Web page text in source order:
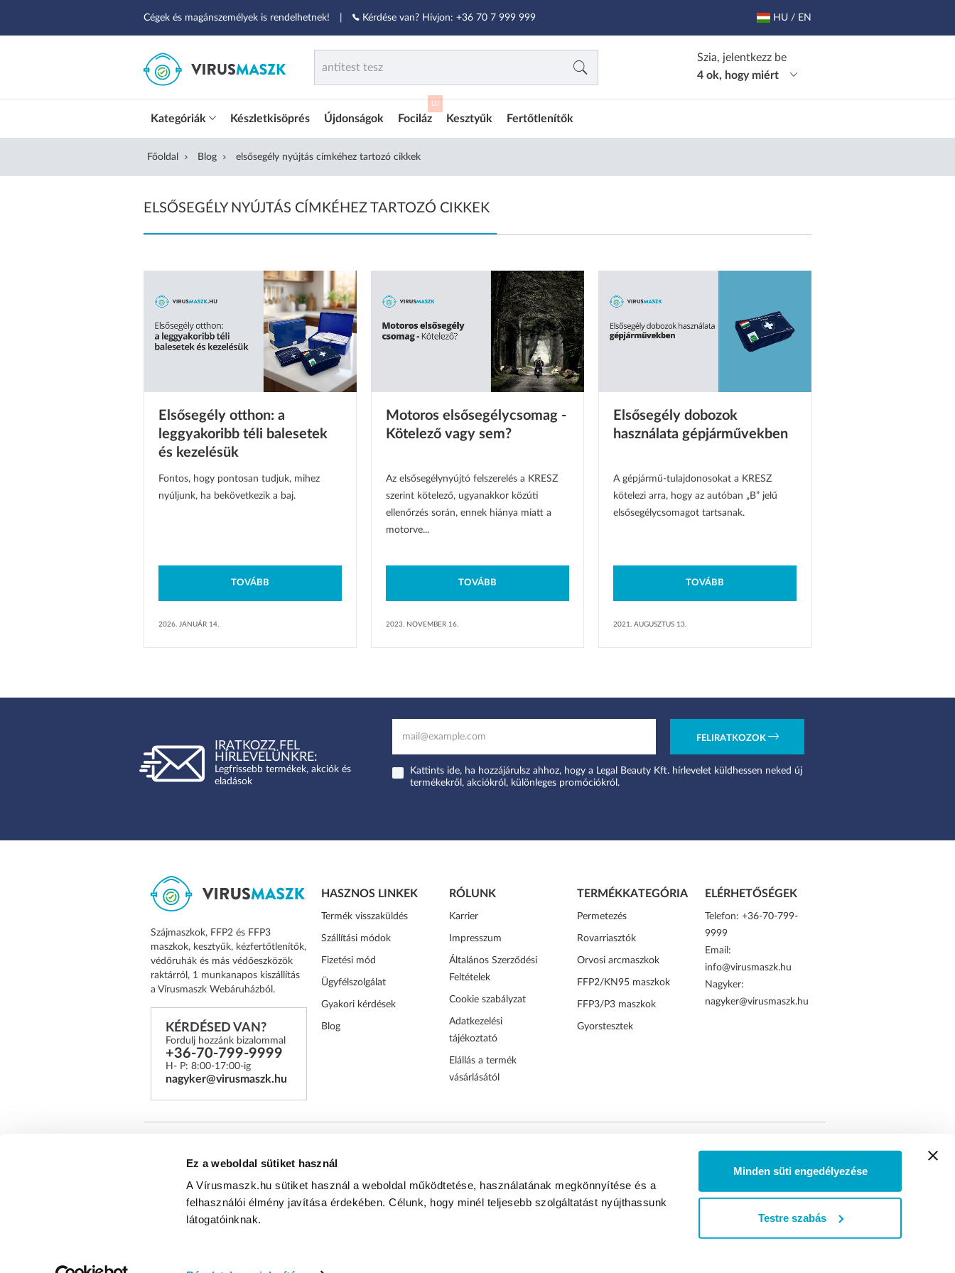
Ez a weboldal sütiket használ
A Vírusmaszk.hu sütiket használ a weboldal működtetése, használatának megkönnyítése és a
felhasználói élmény javítása érdekében. Célunk, hogy minél teljesebb szolgáltatást nyújthassunk
látogatóinknak.
Minden süti engedélyezése
Testre szabás
Cégek és magánszemélyek is rendelhetnek! Kérdése van? Hívjon: +36 70 7 999 999 HU / EN
Szia, jelentkezz be
4 ok, hogy miért
Kategóriák Készletkisöprés Újdonságok Fociláz
ÚJ
Kesztyűk Fertőtlenítők
Főoldal Blog elsősegély nyújtás címkéhez tartozó cikkek
ELSŐSEGÉLY NYÚJTÁS CÍMKÉHEZ TARTOZÓ CIKKEK
Elsősegély otthon: a
leggyakoribb téli balesetek
és kezelésük
Fontos, hogy pontosan tudjuk, mihez
nyúljunk, ha bekövetkezik a baj.
TOVÁBB
2026. JANUÁR 14.
Motoros elsősegélycsomag -
Kötelező vagy sem?
Az elsősegélynyújtó felszerelés a KRESZ
szerint kötelező, ugyanakkor közúti
ellenőrzés során, ennek hiánya miatt a
motorve...
TOVÁBB
2023. NOVEMBER 16.
Elsősegély dobozok
használata gépjárművekben
A gépjármű-tulajdonosokat a KRESZ
kötelezi arra, hogy az autóban „B” jelű
elsősegélycsomagot tartsanak.
TOVÁBB
2021. AUGUSZTUS 13.
IRATKOZZ FEL
HÍRLEVELÜNKRE:
Legfrissebb termékek, akciók és
eladások
FELIRATKOZOK
Kattints ide, ha hozzájárulsz ahhoz, hogy a Legal Beauty Kft. hírlevelet küldhessen neked új
termékekről, akciókról, különleges promóciókról.
Szájmaszkok, FFP2 és FFP3
maszkok, kesztyűk, kézfertőtlenítők,
védőruhák és más védőeszközök
raktárról, 1 munkanapos kiszállítás
a Vírusmaszk Webáruházból.
KÉRDÉSED VAN?
Fordulj hozzánk bizalommal
+36-70-799-9999
H- P: 8:00-17:00-ig
nagyker@virusmaszk.hu
HASZNOS LINKEK
Termék visszaküldés
Szállítási módok
Fizetési mód
Ügyfélszolgálat
Gyakori kérdések
Blog
RÓLUNK
Karrier
Impresszum
Általános Szerződési
Feltételek
Cookie szabályzat
Adatkezelési
tájékoztató
Elállás a termék
vásárlásától
TERMÉKKATEGÓRIA
Permetezés
Rovarriasztók
Orvosi arcmaszkok
FFP2/KN95 maszkok
FFP3/P3 maszkok
Gyorstesztek
ELÉRHETŐSÉGEK
Telefon: +36-70-799-
9999
Email:
info@virusmaszk.hu
Nagyker:
nagyker@virusmaszk.hu
tapasztalatával, valamint megbízható kiszolgálással áll vásárlói rendelkezésére.
Egészségügyi arcmaszk webáruház © 2026 Minden jog